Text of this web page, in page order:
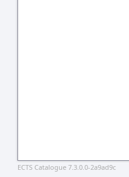
ECTS Catalogue 7.3.0.0-2a9ad9c